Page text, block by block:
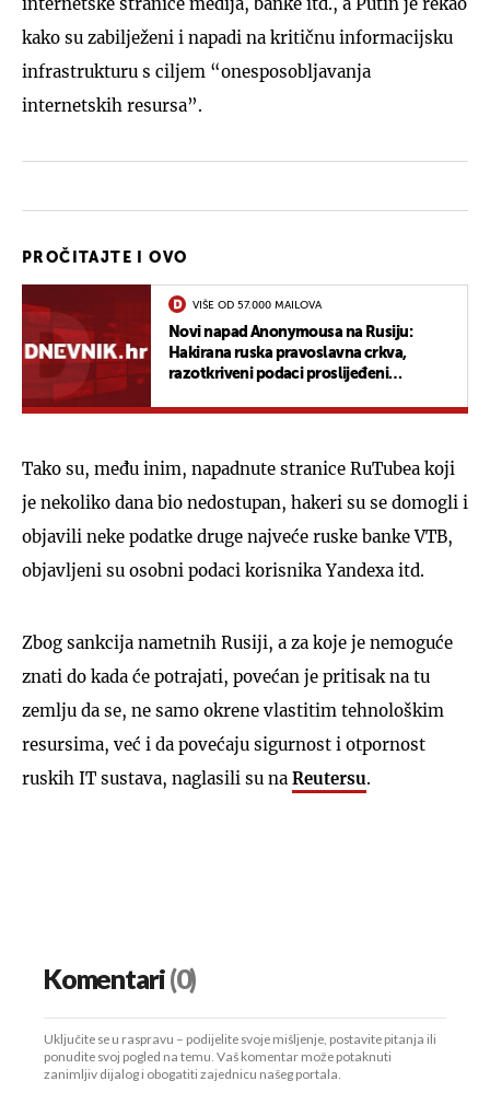
kako su zabilježeni i napadi na kritičnu informacijsku
infrastrukturu s ciljem “onesposobljavanja
internetskih resursa”.
PROČITAJTE I OVO
VIŠE OD 57.000 MAILOVA
Novi napad Anonymousa na Rusiju:
Hakirana ruska pravoslavna crkva,
razotkriveni podaci proslijeđeni
Tako su, među inim, napadnute stranice RuTubea koji
je nekoliko dana bio nedostupan, hakeri su se domogli i
objavili neke podatke druge najveće ruske banke VTB,
objavljeni su osobni podaci korisnika Yandexa itd.
Zbog sankcija nametnih Rusiji, a za koje je nemoguće
znati do kada će potrajati, povećan je pritisak na tu
zemlju da se, ne samo okrene vlastitim tehnološkim
resursima, već i da povećaju sigurnost i otpornost
ruskih IT sustava, naglasili su na Reutersu.
Komentari(0)
Uključite se u raspravu – podijelite svoje mišljenje, postavite pitanja ili
ponudite svoj pogled na temu. Vaš komentar može potaknuti
zanimljiv dijalog i obogatiti zajednicu našeg portala.